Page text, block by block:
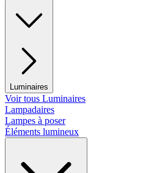
Luminaires
Voir tous Luminaires
Lampadaires
Lampes à poser
Éléments lumineux